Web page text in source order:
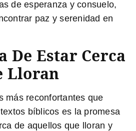
de esperanza y consuelo,
paz y serenidad en
De Estar Cerca
Lloran
más reconfortantes que
bíblicos es la promesa
de aquellos que lloran y